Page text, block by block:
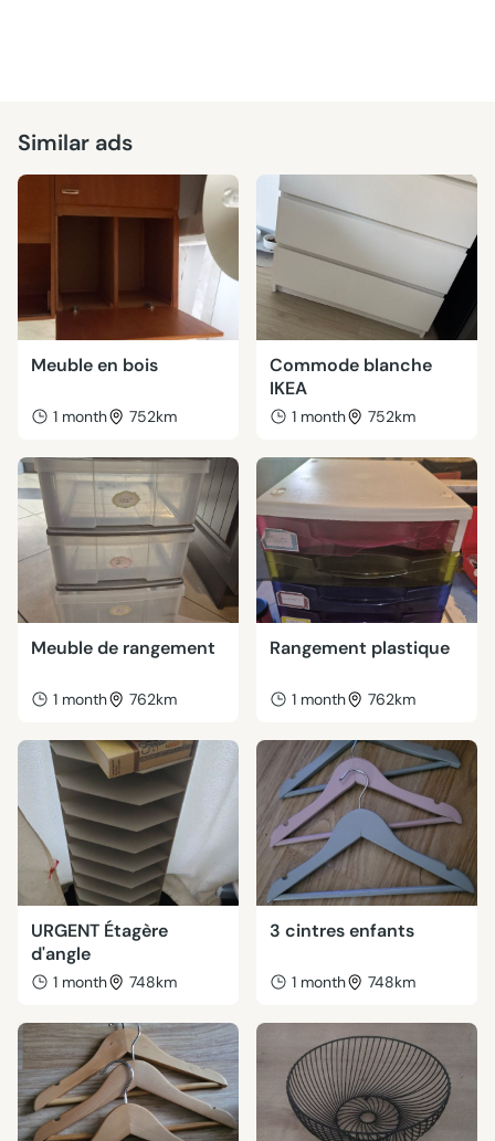
Similar ads
Meuble en bois
1 month 752km
Commode blanche
IKEA
1 month 752km
Meuble de rangement
1 month 762km
Rangement plastique
1 month 762km
URGENT Étagère
d'angle
1 month 748km
3 cintres enfants
1 month 748km